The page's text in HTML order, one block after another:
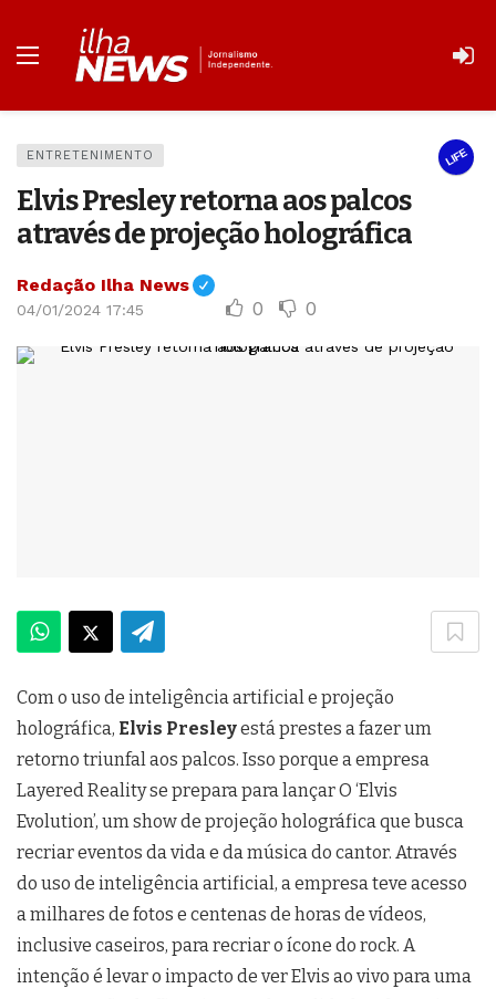
LIFE
ENTRETENIMENTO
Elvis Presley retorna aos palcos
através de projeção holográfica
Redação Ilha News
04/01/2024 17:45 0 0
Com o uso de inteligência artificial e projeção
holográfica, Elvis Presleyestá prestes a fazer um
retorno triunfal aos palcos. Isso porque a empresa
Layered Reality se prepara para lançar O ‘Elvis
Evolution’, um show de projeção holográfica que busca
recriar eventos da vida e da música do cantor. Através
do uso de inteligência artificial, a empresa teve acesso
a milhares de fotos e centenas de horas de vídeos,
inclusive caseiros, para recriar o ícone do rock. A
intenção é levar o impacto de ver Elvis ao vivo para uma